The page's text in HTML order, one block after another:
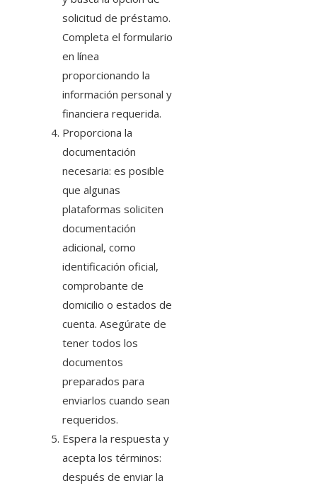
solicitud de préstamo.
Completa el formulario
en línea
proporcionando la
información personal y
financiera requerida.
Proporciona la
documentación
necesaria: es posible
que algunas
plataformas soliciten
documentación
adicional, como
identificación oficial,
comprobante de
domicilio o estados de
cuenta. Asegúrate de
tener todos los
documentos
preparados para
enviarlos cuando sean
requeridos.
Espera la respuesta y
acepta los términos:
después de enviar la